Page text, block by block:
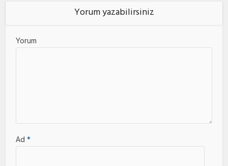
Yorum yazabilirsiniz
Yorum
Ad*